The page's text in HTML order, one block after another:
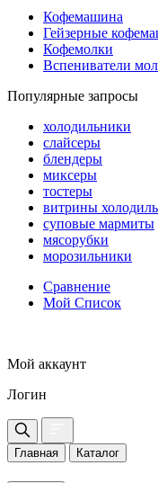
Кофемашина
Гейзерные
Кофемолки
Вспениватели
Популярные запросы
холодильники
слайсеры
блендеры
миксеры
тостеры
витрины
суповые мармиты
мясорубки
морозильники
Сравнение
Мой Список
Мой аккаунт
Логин
Главная Каталог